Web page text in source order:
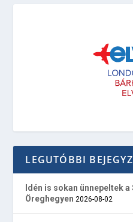
LEGUTÓBBI
Idén is sokan ünnepeltek
Öreghegyen 2026-08-02